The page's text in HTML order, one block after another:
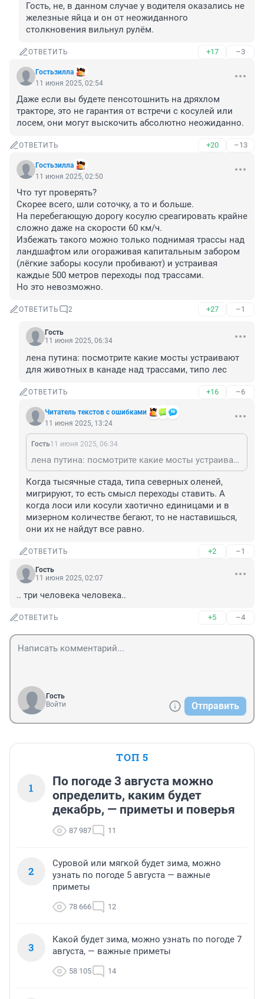
Гость, не, в данном случае у водителя оказались не
железные яйца и он от неожиданного
столкновения вильнул рулём.
ОТВЕТИТЬ +17 –3
Гостьзилла
11 июня 2025, 02:54
Даже если вы будете пенсотошнить на дряхлом
тракторе, это не гарантия от встречи с косулей или
лосем, они могут выскочить абсолютно неожиданно.
ОТВЕТИТЬ +20 –13
Гостьзилла
11 июня 2025, 02:50
Что тут проверять?
Скорее всего, шли соточку, а то и больше.
На перебегающую дорогу косулю среагировать крайне
сложно даже на скорости 60 км/ч.
Избежать такого можно только поднимая трассы над
ландшафтом или огораживая капитальным забором
(лёгкие заборы косули пробивают) и устраивая
каждые 500 метров переходы под трассами.
Но это невозможно.
ОТВЕТИТЬ 2 +27 –1
Гость
11 июня 2025, 06:34
лена путина: посмотрите какие мосты устраивают
для животных в канаде над трассами, типо лес
ОТВЕТИТЬ +16 –6
Читатель текстов с ошибками
11 июня 2025, 13:24
Гость11 июня 2025, 06:34
лена путина: посмотрите какие мосты устраивают для животных в канаде над трассами, типо лес
Когда тысячные стада, типа северных оленей,
мигрируют, то есть смысл переходы ставить. А
когда лоси или косули хаотично единицами и в
мизерном количестве бегают, то не наставишься,
они их не найдут все равно.
ОТВЕТИТЬ +2 –1
Гость
11 июня 2025, 02:07
.. три человека человека..
ОТВЕТИТЬ +5 –4
Гость
Войти
Отправить
ТОП 5
1
По погоде 3 августа можно
определить, каким будет
декабрь, — приметы и поверья
87 987 11
2
Суровой или мягкой будет зима, можно
узнать по погоде 5 августа — важные
приметы
78 666 12
3
Какой будет зима, можно узнать по погоде 7
августа, — важные приметы
58 105 14